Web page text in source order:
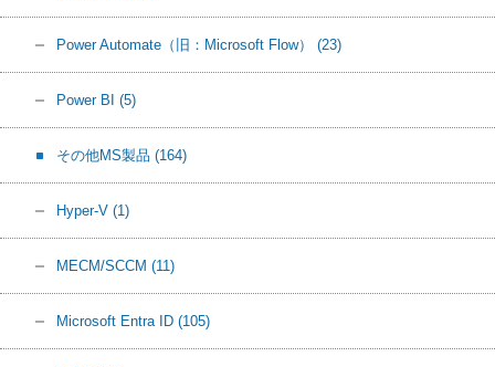
Power Automate（旧：Microsoft Flow） (23)
Power BI (5)
その他MS製品 (164)
Hyper-V (1)
MECM/SCCM (11)
Microsoft Entra ID (105)